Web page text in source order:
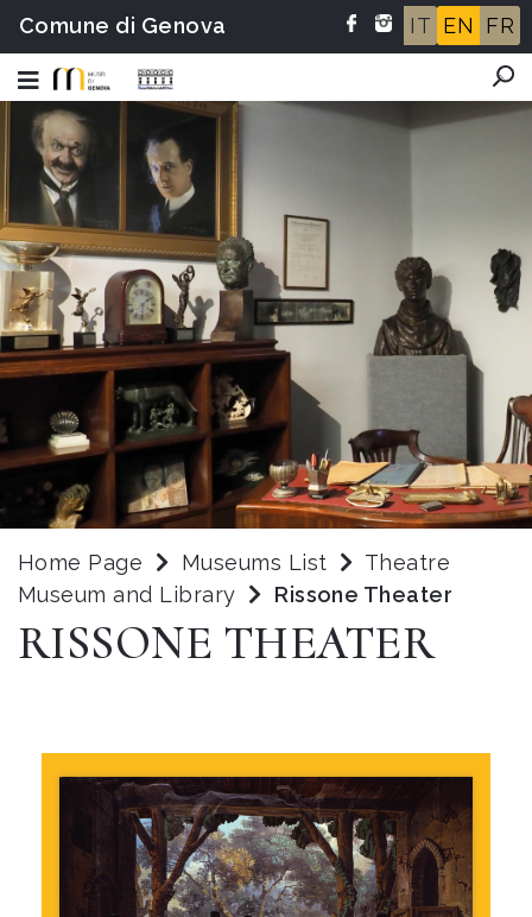
Comune di Genova IT EN FR
Home Page Museums List
Theatre
Museum and Library
Rissone Theater
RISSONE THEATER